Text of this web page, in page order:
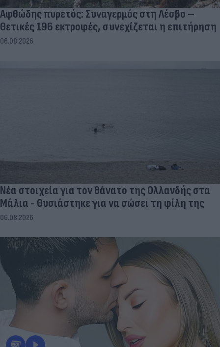
Αφθώδης πυρετός: Συναγερμός στη Λέσβο –
Θετικές 196 εκτροφές, συνεχίζεται η επιτήρηση
06.08.2026
Νέα στοιχεία για τον θάνατο της Ολλανδής στα
Μάλια - Θυσιάστηκε για να σώσει τη φίλη της
06.08.2026